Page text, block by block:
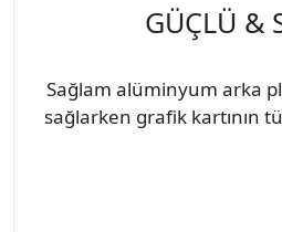
GÜÇLÜ &
Sağlam alüminyum arka
sağlarken grafik kartının